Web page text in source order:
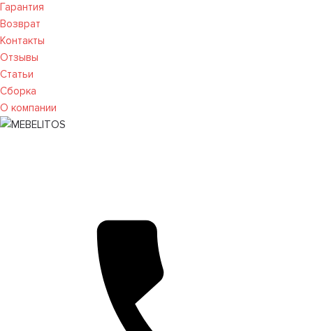
Гарантия
Возврат
Контакты
Отзывы
Статьи
Сборка
О компании